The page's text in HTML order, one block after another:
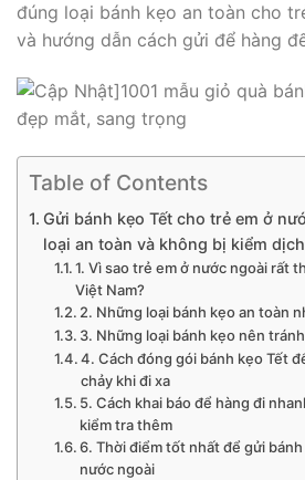
đúng loại bánh kẹo an toàn cho
và hướng dẫn cách gửi để hàng
Table of Contents
Gửi bánh kẹo Tết cho trẻ em ở
loại an toàn và không bị kiểm dịch
1. Vì sao trẻ em ở nước ngoài rất
Việt Nam?
2. Những loại bánh kẹo an toàn
3. Những loại bánh kẹo nên
4. Cách đóng gói bánh kẹo Tết
chảy khi đi xa
5. Cách khai báo để hàng đi
kiểm tra thêm
6. Thời điểm tốt nhất để gửi
nước ngoài